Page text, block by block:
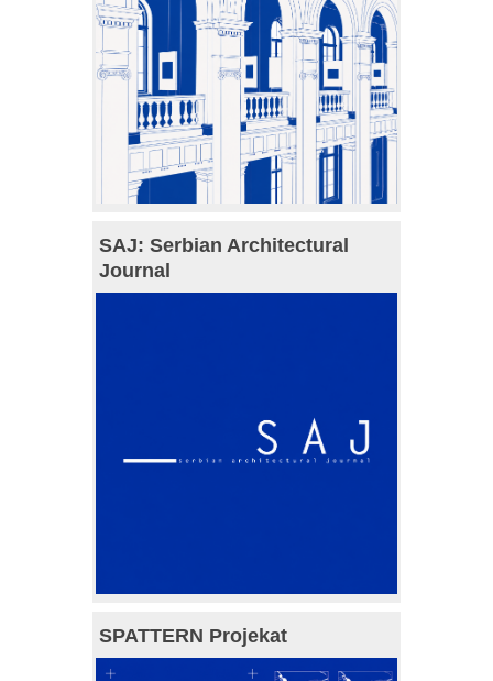
SAJ: Serbian Architectural
Journal
SPATTERN Projekat